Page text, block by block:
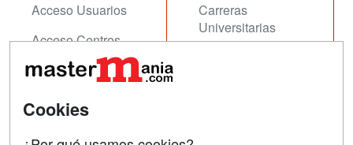
Acceso Usuarios
Acceso Centros
Carreras
Universitarias
Contactar
Cookies